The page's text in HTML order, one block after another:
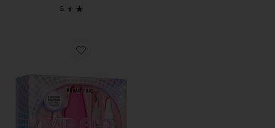
Favorite НАБОР СРЕДСТВ ДЛЯ УХОДА ЗА КОЖЕЙ